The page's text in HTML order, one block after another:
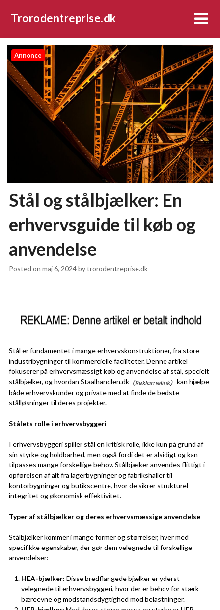
Trorodentreprise.dk
Annonce
Stål og stålbjælker: En
erhvervsguide til køb og
anvendelse
Posted on maj 6, 2024bytrorodentreprise.dk
Stål er fundamentet i mange erhvervskonstruktioner, fra store
industribygninger til kommercielle faciliteter. Denne artikel
fokuserer på erhvervsmæssigt køb og anvendelse af stål, specielt
stålbjælker, og hvordan Staalhandlen.dk
kan hjælpe
både erhvervskunder og private med at finde de bedste
stålløsninger til deres projekter.
Stålets rolle i erhvervsbyggeri
I erhvervsbyggeri spiller stål en kritisk rolle, ikke kun på grund af
sin styrke og holdbarhed, men også fordi det er alsidigt og kan
tilpasses mange forskellige behov. Stålbjælker anvendes flittigt i
opførelsen af alt fra lagerbygninger og fabrikshaller til
kontorbygninger og butikscentre, hvor de sikrer strukturel
integritet og økonomisk effektivitet.
Typer af stålbjælker og deres erhvervsmæssige anvendelse
Stålbjælker kommer i mange former og størrelser, hver med
specifikke egenskaber, der gør dem velegnede til forskellige
anvendelser:
HEA-bjælker: Disse bredflangede bjælker er yderst
velegnede til erhvervsbyggeri, hvor der er behov for stærk
bæreevne og modstandsdygtighed mod belastninger.